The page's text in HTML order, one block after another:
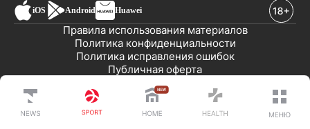
iOS Android Huawei
Публичная оферта
Политика исправления ошибок
Политика конфиденциальности
Правила использования материалов
© 2008-2026 ТОО «EML»